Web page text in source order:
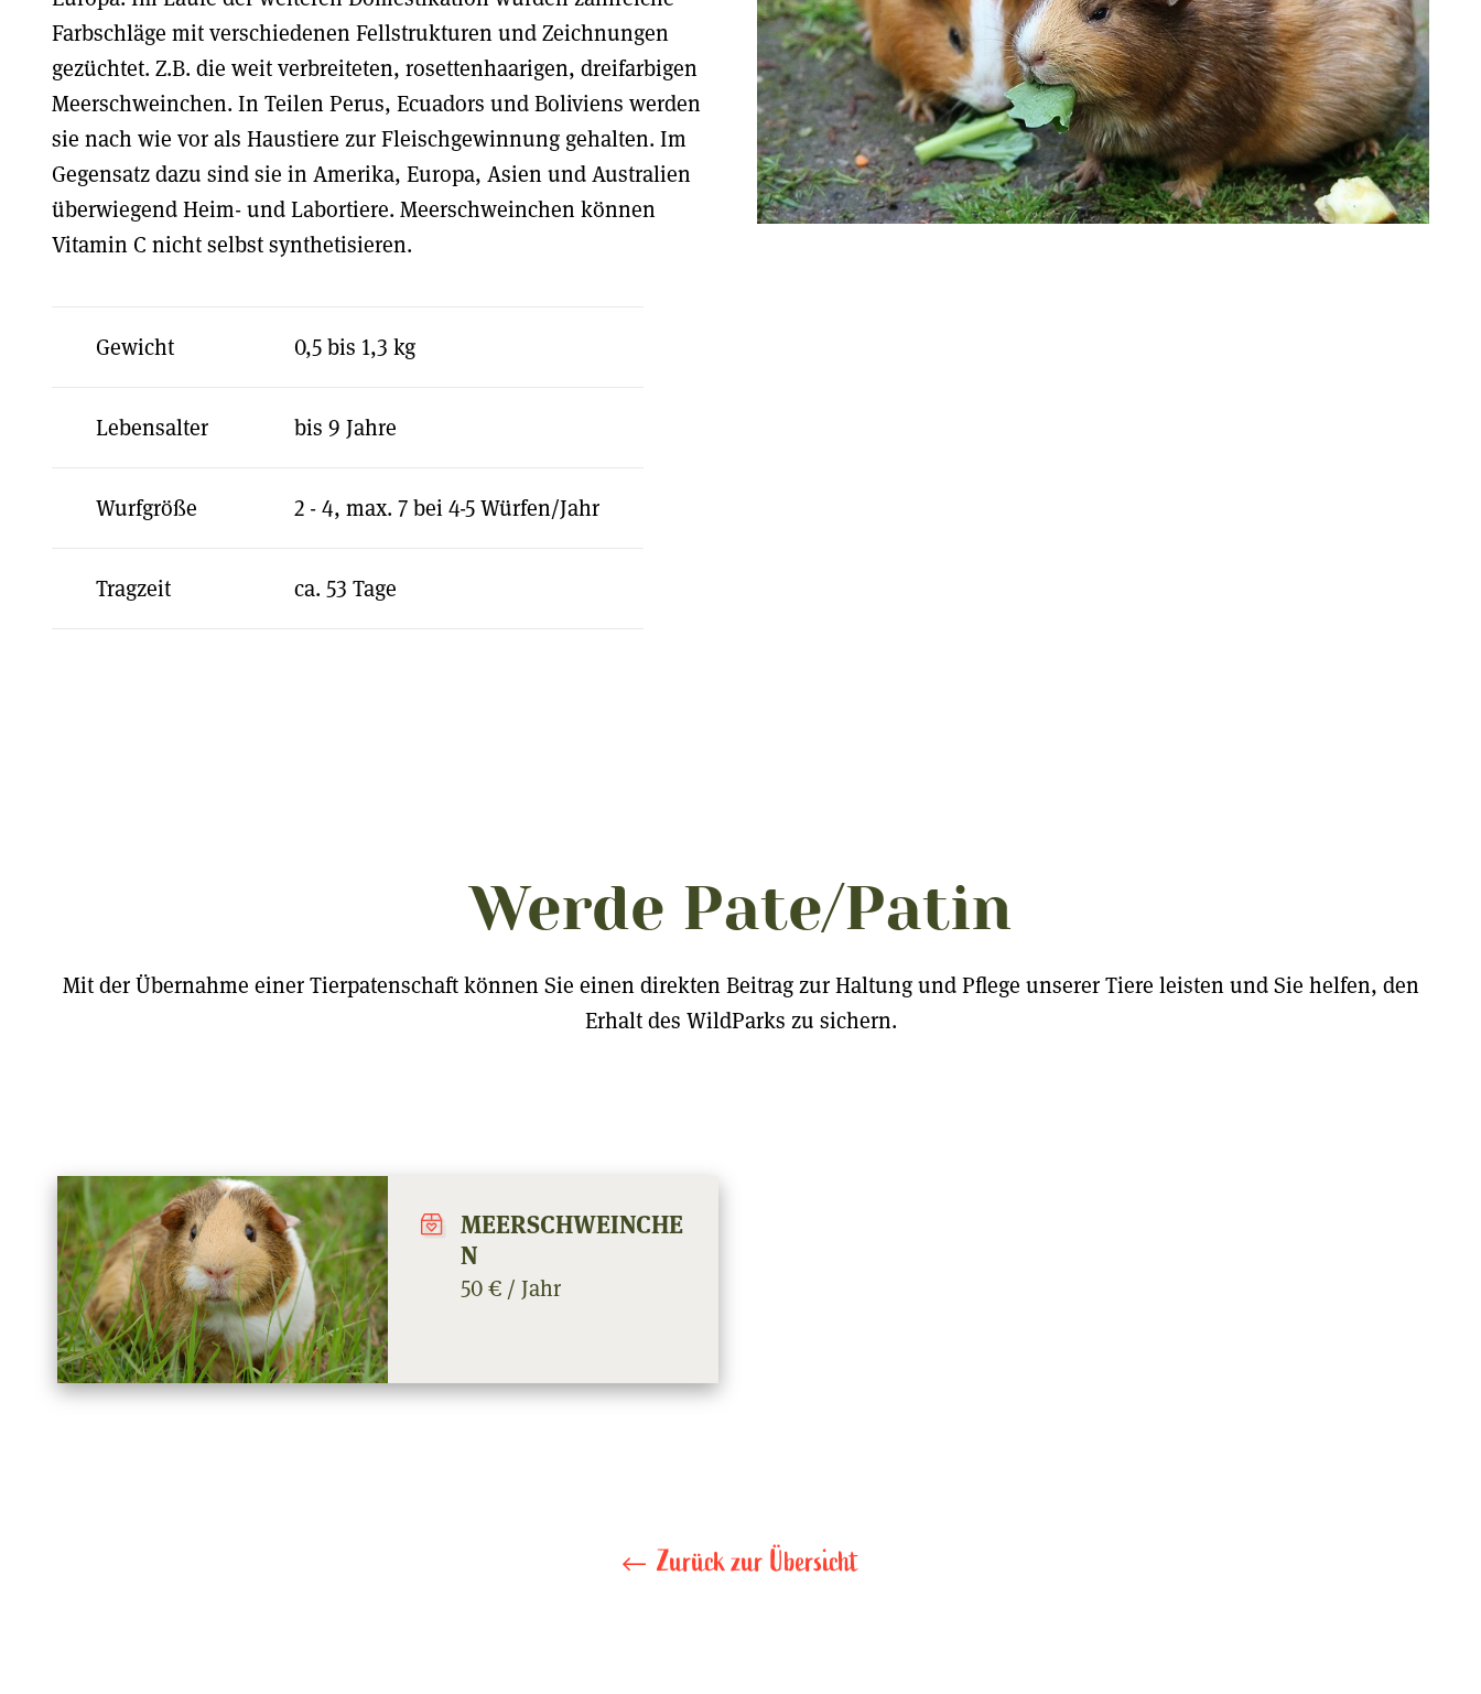
Farbschläge mit verschiedenen Fellstrukturen und Zeichnungen
gezüchtet. Z.B. die weit verbreiteten, rosettenhaarigen, dreifarbigen
Meerschweinchen. In Teilen Perus, Ecuadors und Boliviens werden
sie nach wie vor als Haustiere zur Fleischgewinnung gehalten. Im
Gegensatz dazu sind sie in Amerika, Europa, Asien und Australien
überwiegend Heim- und Labortiere. Meerschweinchen können
Vitamin C nicht selbst synthetisieren.
Gewicht 0,5 bis 1,3 kg
Lebensalter bis 9 Jahre
Wurfgröße 2 - 4, max. 7 bei 4-5 Würfen/Jahr
Tragzeit ca. 53 Tage
Werde Pate/Patin
Mit der Übernahme einer Tierpatenschaft können Sie einen direkten Beitrag zur Haltung und Pflege unserer Tiere leisten und Sie helfen, den
Erhalt des WildParks zu sichern.
MEERSCHWEINCHE
N
50 € / Jahr
Zurück zur Übersicht